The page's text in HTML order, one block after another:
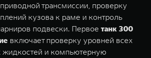
трансмиссии, проверку
кузова к раме и контроль
подвески. Первое танк 300
включает проверку уровней всех
жидкостей и компьютерную